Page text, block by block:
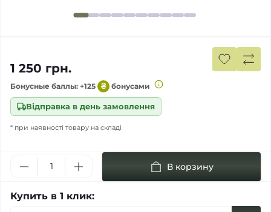
Відправка в день замовлення
* при наявності товару на складі
1 250 грн.
Бонусные баллы: +125 ₴ бонусами
В корзину
Купить в 1 клик: